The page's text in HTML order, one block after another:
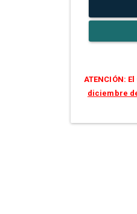
ATENCIÓN:
diciembre